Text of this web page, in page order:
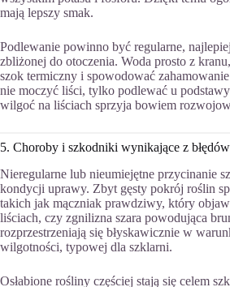
mają lepszy smak.
Podlewanie powinno być regularne,
zbliżonej do otoczenia. Woda prosto z
szok termiczny i spowodować
nie moczyć liści, tylko podlewać u
wilgoć na liściach sprzyja bowiem
5. Choroby i szkodniki wynikające z
Nieregularne lub nieumiejętne przycinanie
kondycji uprawy. Zbyt gęsty pokrój roślin
takich jak mączniak prawdziwy, który
liściach, czy zgnilizna szara powodująca
rozprzestrzeniają się błyskawicznie w
wilgotności, typowej dla szklarni.
Osłabione rośliny częściej stają się celem